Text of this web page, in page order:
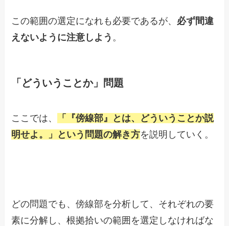
この範囲の選定になれも必要であるが、 必ず間違
えないように注意しよう 。
「どういうことか」問題
ここでは、
「『傍線部』とは、どういうことか説
明せよ。」という問題の解き方を説明していく。
どの問題でも、傍線部を分析して、それぞれの要
素に分解し、根拠拾いの範囲を選定しなければな